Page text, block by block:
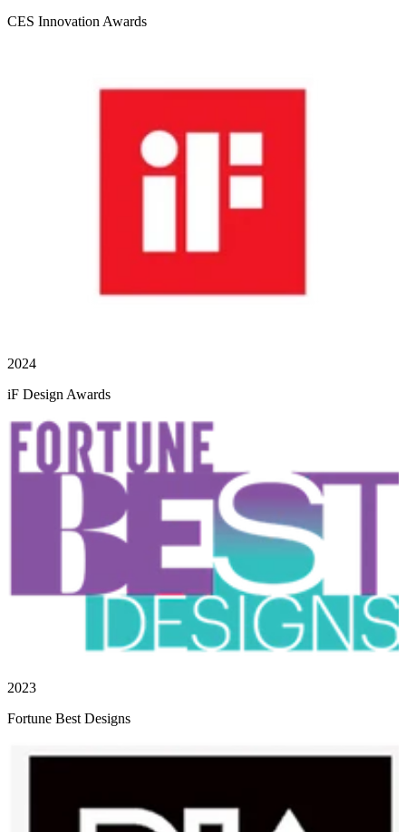
CES Innovation Awards
2024
iF Design Awards
2023
Fortune Best Designs